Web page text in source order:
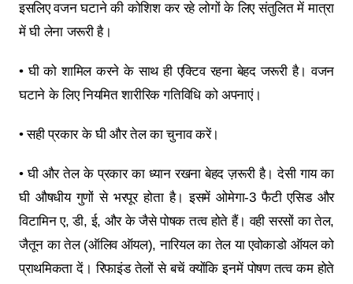
इसलिए वजन घटाने की कोशिश कर रहे लोगों के लिए संतुलित में मात्रा
में घी लेना जरूरी है।
• घी को शामिल करने के साथ ही एक्टिव रहना बेहद जरूरी है। वजन
घटाने के लिए नियमित शारीरिक गतिविधि को अपनाएं।
• सही प्रकार के घी और तेल का चुनाव करें।
• घी और तेल के प्रकार का ध्यान रखना बेहद ज़रूरी है। देसी गाय का
घी औषधीय गुणों से भरपूर होता है। इसमें ओमेगा-3 फैटी एसिड और
विटामिन ए, डी, ई, और के जैसे पोषक तत्व होते हैं। वही सरसों का तेल,
जैतून का तेल (ऑलिव ऑयल), नारियल का तेल या एवोकाडो ऑयल को
प्राथमिकता दें। रिफाइंड तेलों से बचें क्योंकि इनमें पोषण तत्व कम होते